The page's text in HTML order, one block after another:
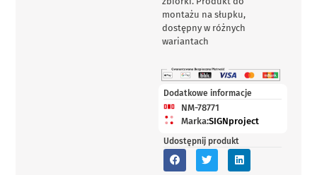
montażu na słupku,
dostępny w różnych
wariantach
Dodatkowe informacje
NM-78771
Marka:SIGNproject
Udostępnij produkt